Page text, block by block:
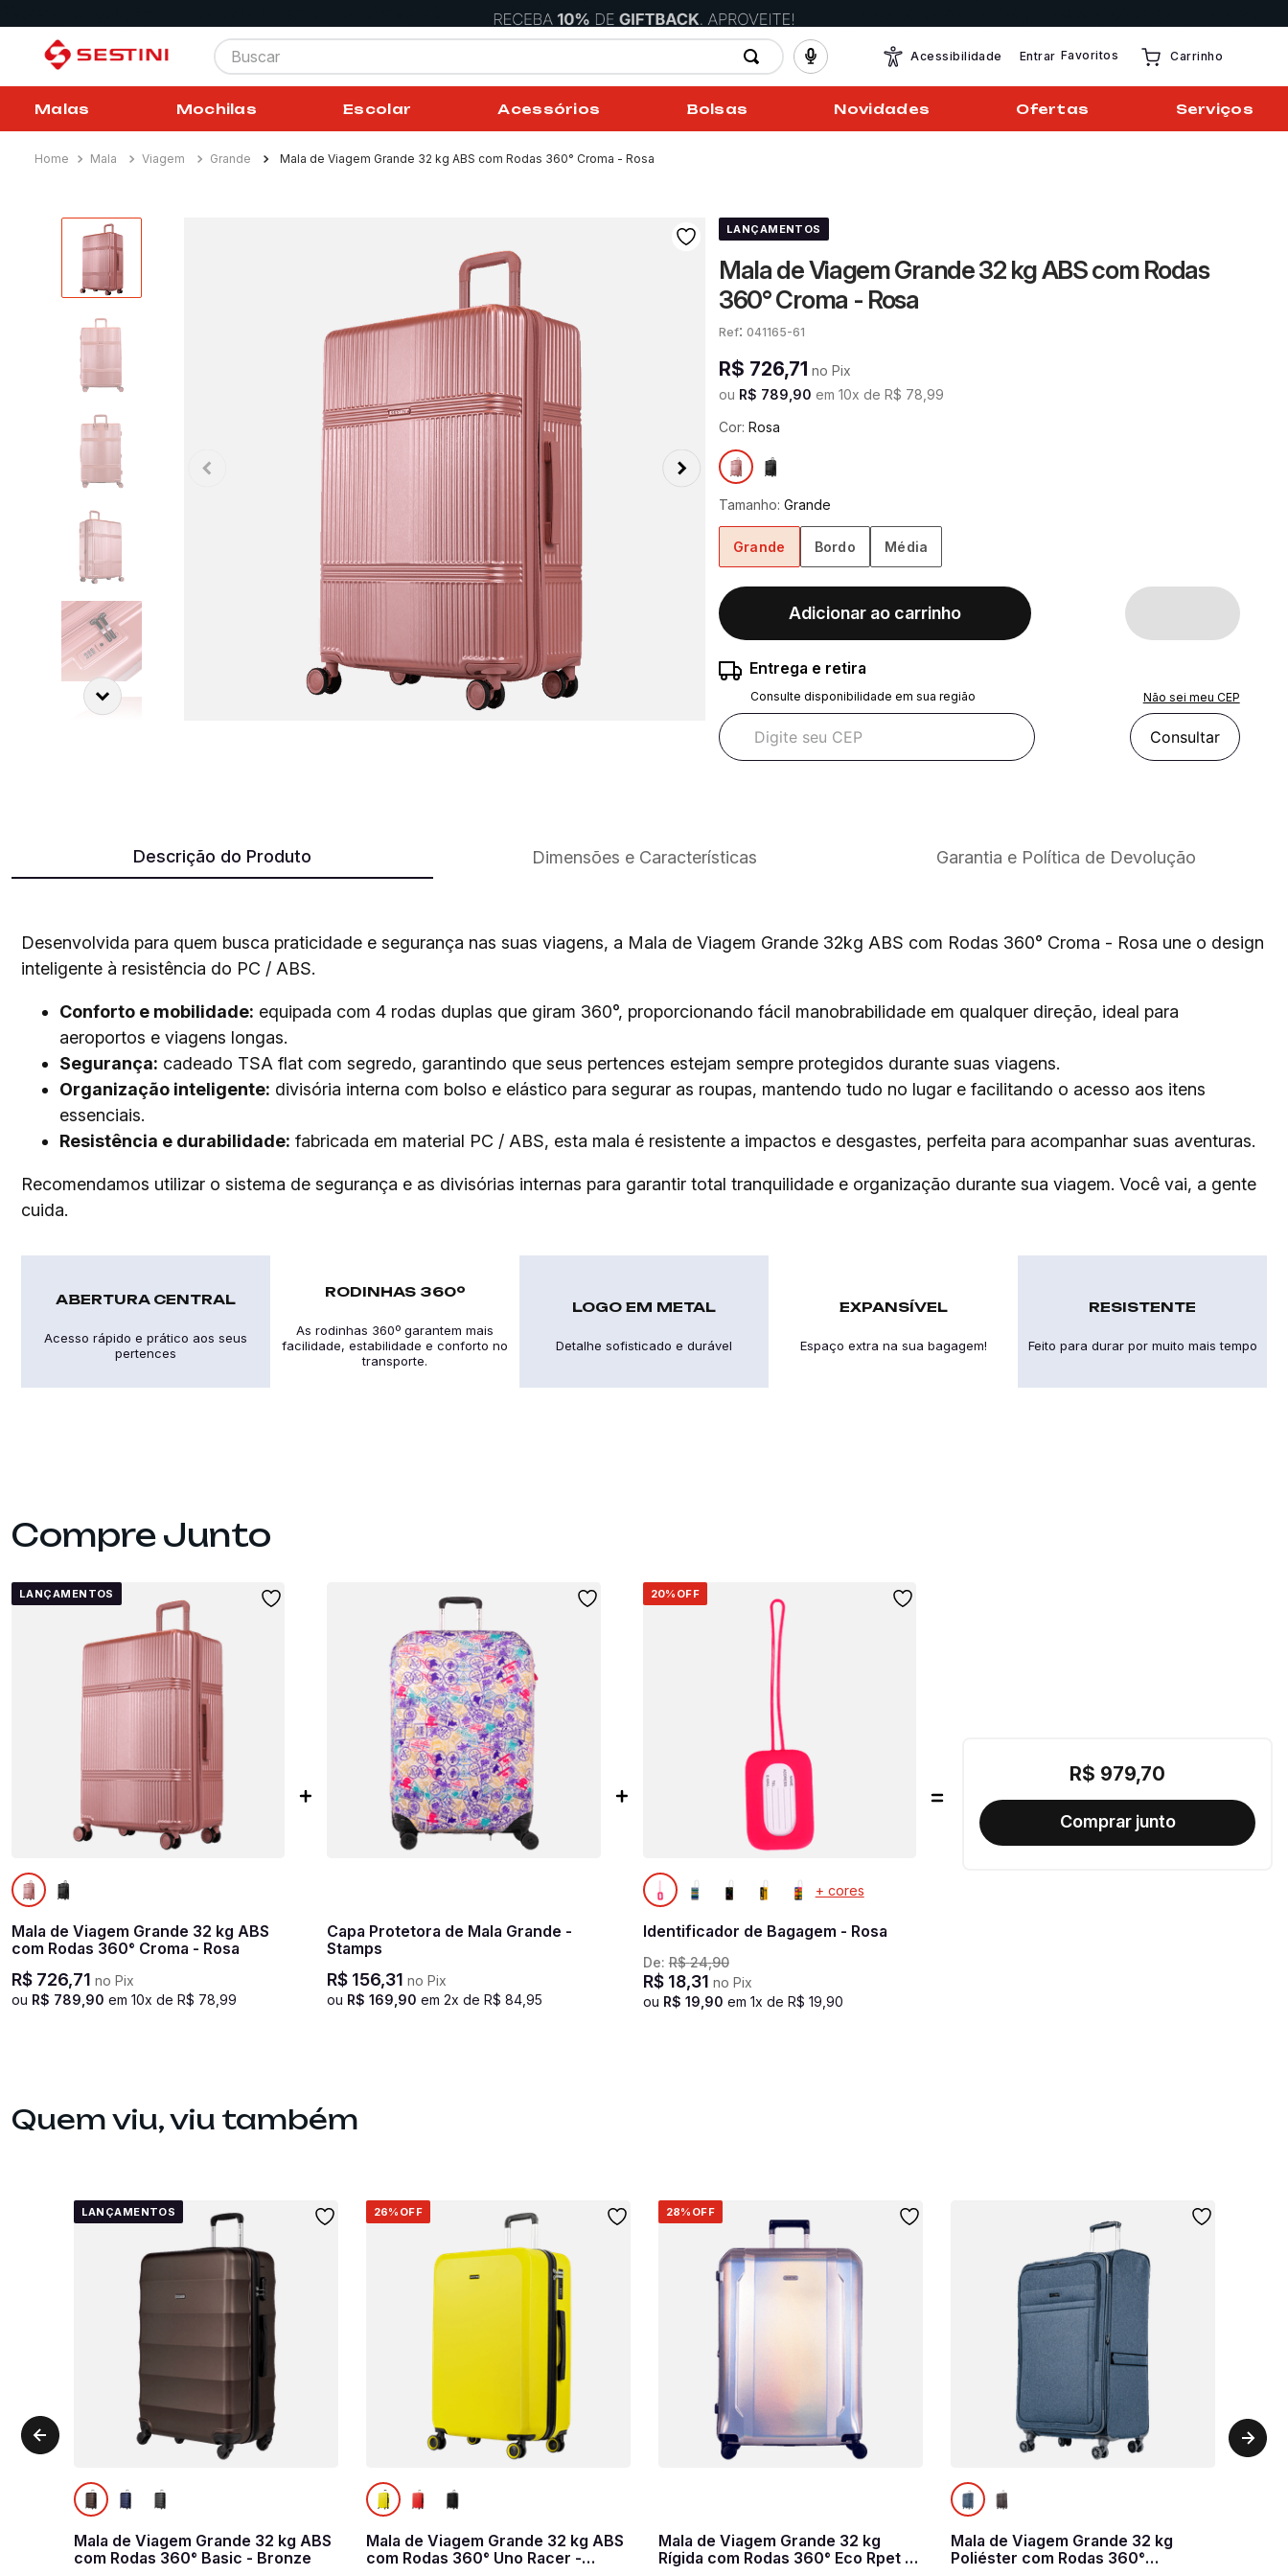
Buscar
Acessibilidade Entrar Favoritos Carrinho
Malas Mochilas Escolar Acessórios Bolsas Novidades Ofertas Serviços
Mala Viagem Grande Mala de Viagem Grande 32 kg ABS com Rodas 360° Croma - Rosa
LANÇAMENTOS
Mala de Viagem Grande 32 kg ABS com Rodas
360° Croma - Rosa
: 041165-61
R$ 726,71 no Pix
ou R$ 789 90 em 10x de R$ 78 99
Cor: Rosa
Tamanho: Grande
Grande Bordo Média
Adicionar ao carrinho
Entrega e retira
Consulte disponibilidade em sua região Não sei meu CEP
Consultar
Descrição do Produto Dimensões e Características Garantia e Política de Devolução
Desenvolvida para quem busca praticidade e segurança nas suas viagens, a Mala de Viagem Grande 32kg ABS com Rodas 360° Croma - Rosa une o design
inteligente à resistência do PC / ABS.
Conforto e mobilidade: equipada com 4 rodas duplas que giram 360°, proporcionando fácil manobrabilidade em qualquer direção, ideal para
aeroportos e viagens longas.
Segurança: cadeado TSA flat com segredo, garantindo que seus pertences estejam sempre protegidos durante suas viagens.
Organização inteligente: divisória interna com bolso e elástico para segurar as roupas, mantendo tudo no lugar e facilitando o acesso aos itens
essenciais.
Resistência e durabilidade: fabricada em material PC / ABS, esta mala é resistente a impactos e desgastes, perfeita para acompanhar suas aventuras.
Recomendamos utilizar o sistema de segurança e as divisórias internas para garantir total tranquilidade e organização durante sua viagem. Você vai, a gente
cuida.
ABERTURA CENTRAL
Acesso rápido e prático aos seus
pertences
RODINHAS 360º
As rodinhas 360º garantem mais
facilidade, estabilidade e conforto no
transporte.
LOGO EM METAL
Detalhe sofisticado e durável
EXPANSÍVEL
Espaço extra na sua bagagem!
RESISTENTE
Feito para durar por muito mais tempo
LANÇAMENTOS
Mala de Viagem Grande 32 kg ABS
com Rodas 360° Croma - Rosa
R$ 726,71 no Pix
ou R$ 789,90 em 10x de R$ 78,99
Capa Protetora de Mala Grande -
Stamps
R$ 156,31 no Pix
ou R$ 169,90 em2x de R$ 84,95
20% OFF
+ cores
Identificador de Bagagem - Rosa
De:R$ 24,90
R$ 18,31 no Pix
ou R$ 19,90 em 1x de R$ 19,90
R$ 979,70
Quem viu, viu também
LANÇAMENTOS
Mala de Viagem Grande 32 kg ABS
com Rodas 360° Basic - Bronze
26% OFF
Mala de Viagem Grande 32 kg ABS
com Rodas 360° Uno Racer -
28% OFF
Mala de Viagem Grande 32 kg
Rígida com Rodas 360° Eco Rpet -
Mala de Viagem Grande 32 kg
Poliéster com Rodas 360°